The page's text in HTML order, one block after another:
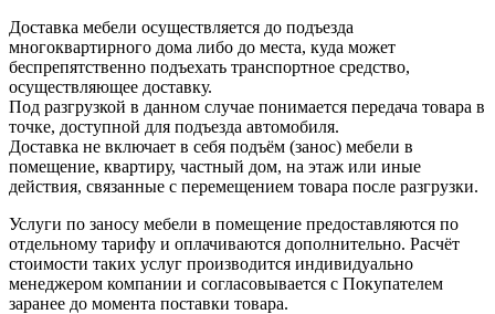
Доставка мебели осуществляется до подъезда
многоквартирного дома либо до места, куда может
беспрепятственно подъехать транспортное средство,
осуществляющее доставку.
Под разгрузкой в данном случае понимается передача товара в
точке, доступной для подъезда автомобиля.
Доставка не включает в себя подъём (занос) мебели в
помещение, квартиру, частный дом, на этаж или иные
действия, связанные с перемещением товара после разгрузки.
Услуги по заносу мебели в помещение предоставляются по
отдельному тарифу и оплачиваются дополнительно. Расчёт
стоимости таких услуг производится индивидуально
менеджером компании и согласовывается с Покупателем
заранее до момента поставки товара.